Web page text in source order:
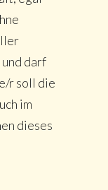
darf
r soll die
im
dieses